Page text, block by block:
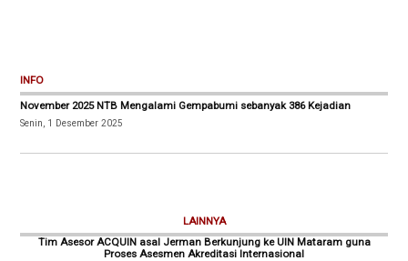
INFO
November 2025 NTB Mengalami Gempabumi sebanyak 386 Kejadian
Senin, 1 Desember 2025
LAINNYA
Tim Asesor ACQUIN asal Jerman Berkunjung ke UIN Mataram guna
Proses Asesmen Akreditasi Internasional